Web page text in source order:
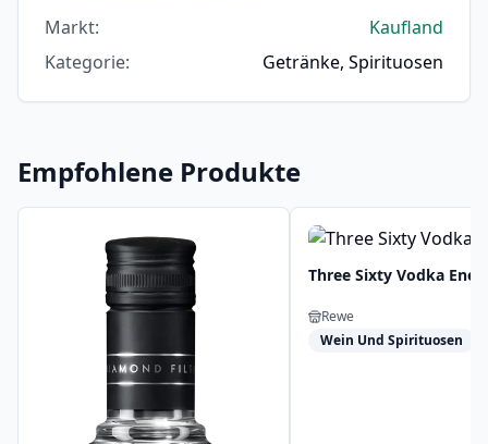
Markt:
Kaufland
Kategorie: Getränke, Spirituosen
Empfohlene Produkte
Three Sixty Vodka
Rewe
Wein Und Spirituosen